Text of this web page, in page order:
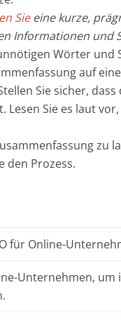
Sieeine kurze,
Informationen und
Wörter und
auf
Sie sicher,
Sie es laut
zu
den Prozess.
für Online-
Unternehmen,
herunter laden